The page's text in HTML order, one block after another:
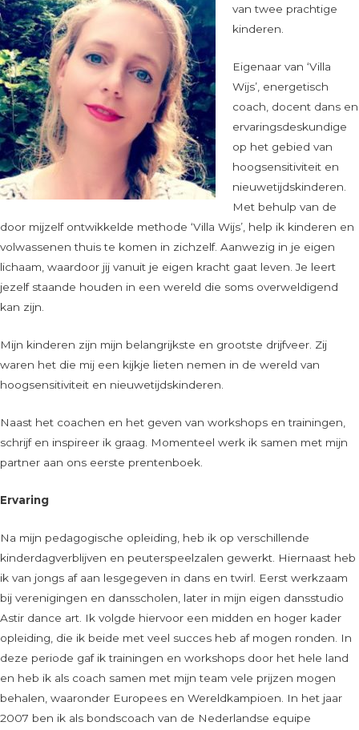
van twee prachtige
kinderen.
Eigenaar van ‘Villa
Wijs’, energetisch
coach, docent dans en
ervaringsdeskundige
op het gebied van
hoogsensitiviteit en
nieuwetijdskinderen.
Met behulp van de
door mijzelf ontwikkelde methode ‘Villa Wijs’, help ik kinderen en
volwassenen thuis te komen in zichzelf. Aanwezig in je eigen
lichaam, waardoor jij vanuit je eigen kracht gaat leven. Je leert
jezelf staande houden in een wereld die soms overweldigend
kan zijn.
Mijn kinderen zijn mijn belangrijkste en grootste drijfveer. Zij
waren het die mij een kijkje lieten nemen in de wereld van
hoogsensitiviteit en nieuwetijdskinderen.
Naast het coachen en het geven van workshops en trainingen,
schrijf en inspireer ik graag. Momenteel werk ik samen met mijn
partner aan ons eerste prentenboek.
Ervaring
Na mijn pedagogische opleiding, heb ik op verschillende
kinderdagverblijven en peuterspeelzalen gewerkt. Hiernaast heb
ik van jongs af aan lesgegeven in dans en twirl. Eerst werkzaam
bij verenigingen en dansscholen, later in mijn eigen dansstudio
Astir dance art. Ik volgde hiervoor een midden en hoger kader
opleiding, die ik beide met veel succes heb af mogen ronden. In
deze periode gaf ik trainingen en workshops door het hele land
en heb ik als coach samen met mijn team vele prijzen mogen
behalen, waaronder Europees en Wereldkampioen. In het jaar
2007 ben ik als bondscoach van de Nederlandse equipe